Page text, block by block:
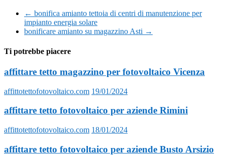
← bonifica amianto tettoia di centri di manutenzione per
impianto energia solare
bonificare amianto su magazzino Asti →
Ti potrebbe piacere
affittare tetto magazzino per fotovoltaico Vicenza
affittotettofotovoltaico.com 19/01/2024
affittare tetto fotovoltaico per aziende Rimini
affittotettofotovoltaico.com 18/01/2024
affittare tetto fotovoltaico per aziende Busto Arsizio